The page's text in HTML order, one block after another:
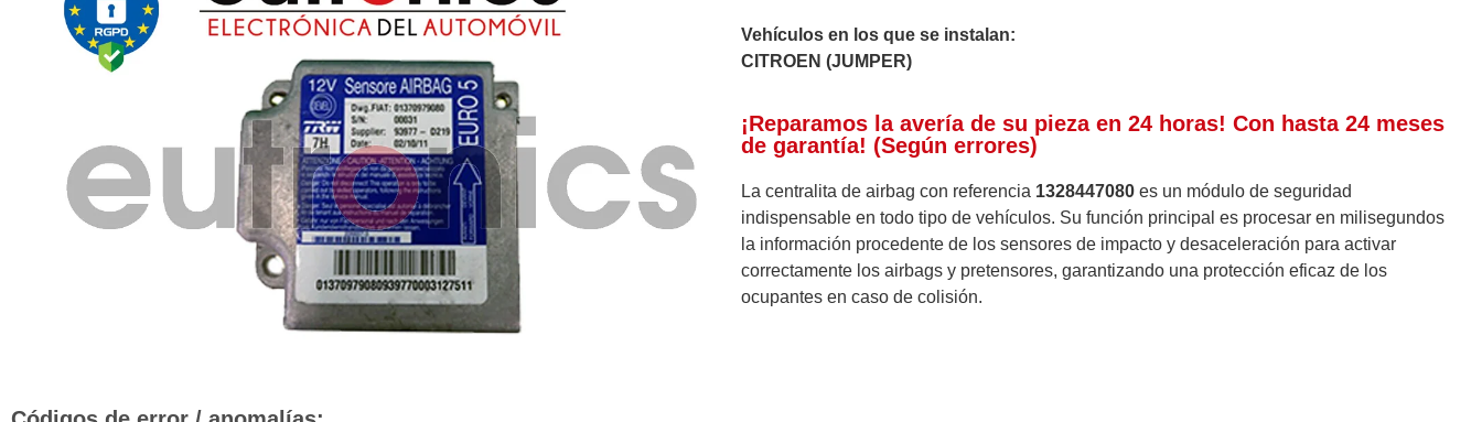
Vehículos en los que se instalan:
CITROEN (JUMPER)
¡Reparamos la avería de su pieza en 24 horas! Con hasta 24 meses
de garantía! (Según errores)
La centralita de airbag con referencia 1328447080 es un módulo de seguridad
indispensable en todo tipo de vehículos. Su función principal es procesar en milisegundos
la información procedente de los sensores de impacto y desaceleración para activar
correctamente los airbags y pretensores, garantizando una protección eficaz de los
ocupantes en caso de colisión.